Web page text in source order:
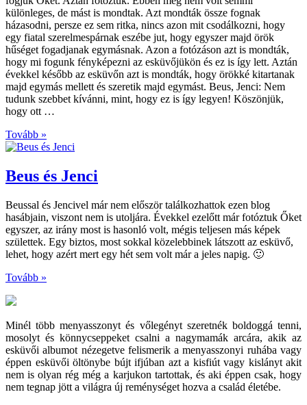
különleges, de mást is mondtak. Azt mondták össze fognak
házasodni, persze ez sem ritka, nincs azon mit csodálkozni, hogy
egy fiatal szerelmespárnak eszébe jut, hogy egyszer majd örök
hűséget fogadjanak egymásnak. Azon a fotózáson azt is mondták,
hogy mi fogunk fényképezni az esküvőjükön és ez is így lett. Aztán
évekkel később az esküvőn azt is mondták, hogy örökké kitartanak
majd egymás mellett és szeretik majd egymást. Beus, Jenci: Nem
tudunk szebbet kívánni, mint, hogy ez is így legyen! Köszönjük,
hogy ott …
Tovább »
Beus és Jenci
Beussal és Jencivel már nem először találkozhattok ezen blog
hasábjain, viszont nem is utoljára. Évekkel ezelőtt már fotóztuk Őket
egyszer, az irány most is hasonló volt, mégis teljesen más képek
születtek. Egy biztos, most sokkal közelebbinek látszott az esküvő,
lehet, hogy azért mert egy hét sem volt már a jeles napig. 🙂
Tovább »
Minél több menyasszonyt és vőlegényt szeretnék boldoggá tenni,
mosolyt és könnycseppeket csalni a nagymamák arcára, akik az
esküvői albumot nézegetve felismerik a menyasszonyi ruhába vagy
éppen esküvői öltönybe bújt ifjúban azt a kisfiút vagy kislányt akit
nem is olyan rég még a karjukon tartottak, és aki éppen csak, hogy
nem tegnap jött a világra új reménységet hozva a család életébe.